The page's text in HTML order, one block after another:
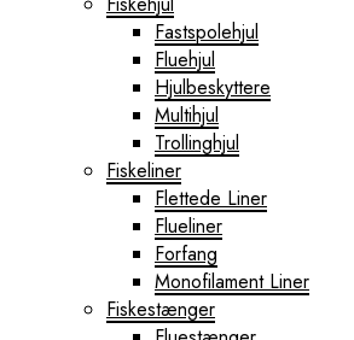
Fastspolehjul
Fluehjul
Hjulbeskyttere
Multihjul
Trollinghjul
Fiskeliner
Flettede Liner
Flueliner
Forfang
Monofilament Liner
Fiskestænger